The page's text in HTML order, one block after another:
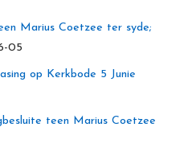
Marius Coetzee ter syde;
05
op Kerkbode 5 Junie
teen Marius Coetzee